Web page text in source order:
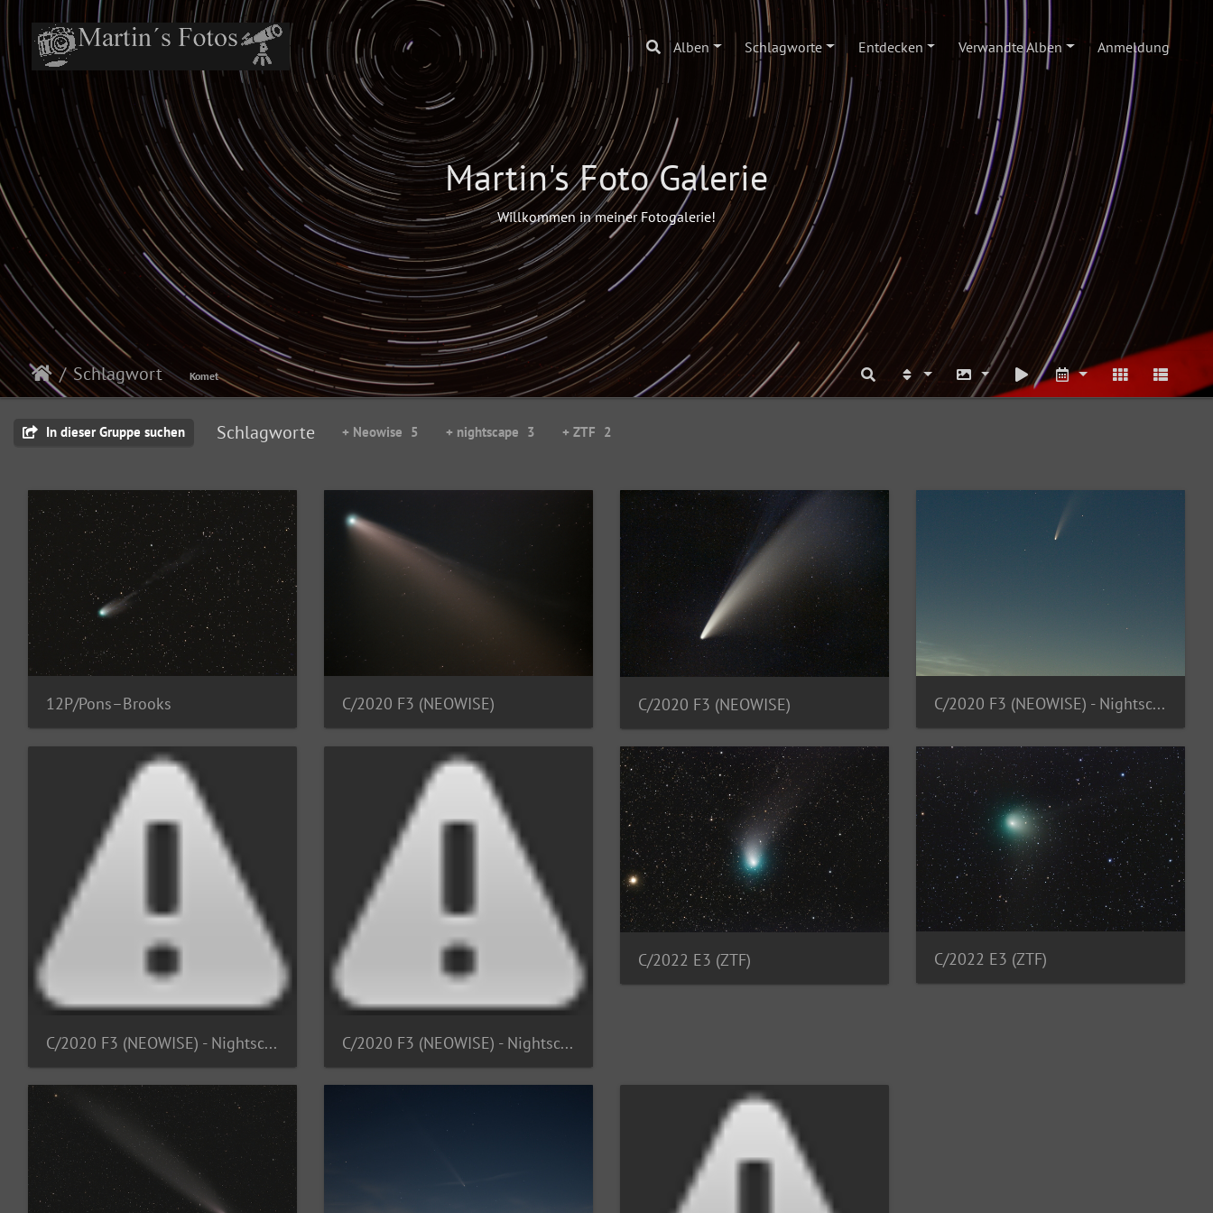
Alben Schlagworte Entdecken Verwandte Alben Anmeldung
Martin's Foto Galerie
Willkommen in meiner Fotogalerie!
Schlagwort Komet
In dieser Gruppe suchen Schlagworte + Neowise 5 + nightscape 3 + ZTF 2
12P/Pons–Brooks C/2020 F3 (NEOWISE) C/2020 F3 (NEOWISE) C/2020 F3 (NEOWISE) - Nightscape
C/2020 F3 (NEOWISE) - Nightscape C/2020 F3 (NEOWISE) - Nightscape
C/2022 E3 (ZTF) C/2022 E3 (ZTF)